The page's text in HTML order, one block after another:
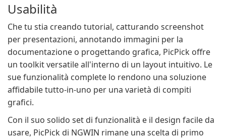
Usabilità
Che tu stia creando tutorial, catturando screenshot
per presentazioni, annotando immagini per la
documentazione o progettando grafica, PicPick offre
un toolkit versatile all'interno di un layout intuitivo. Le
sue funzionalità complete lo rendono una soluzione
affidabile tutto-in-uno per una varietà di compiti
grafici.
Con il suo solido set di funzionalità e il design facile da
usare, PicPick di NGWIN rimane una scelta di primo